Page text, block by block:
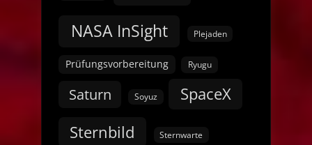
NASA InSight Plejaden
Prüfungsvorbereitung Ryugu
Saturn Soyuz
SpaceX
Sternbild
Sternwarte